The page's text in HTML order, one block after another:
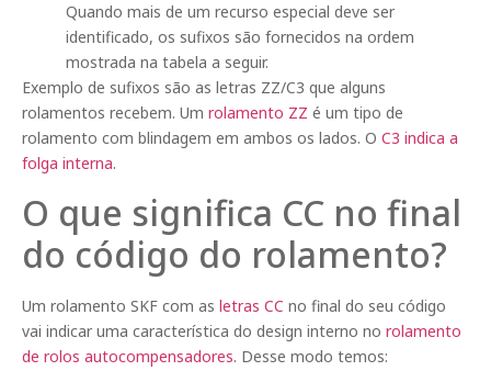
Quando mais de um recurso especial deve ser
identificado, os sufixos são fornecidos na ordem
mostrada na tabela a seguir.
Exemplo de sufixos são as letras ZZ/C3 que alguns
rolamentos recebem. Um rolamento ZZ é um tipo de
rolamento com blindagem em ambos os lados. O C3 indica a
folga interna.
O que significa CC no final
do código do rolamento?
Um rolamento SKF com as letras CC no final do seu código
vai indicar uma característica do design interno no rolamento
de rolos autocompensadores. Desse modo temos: